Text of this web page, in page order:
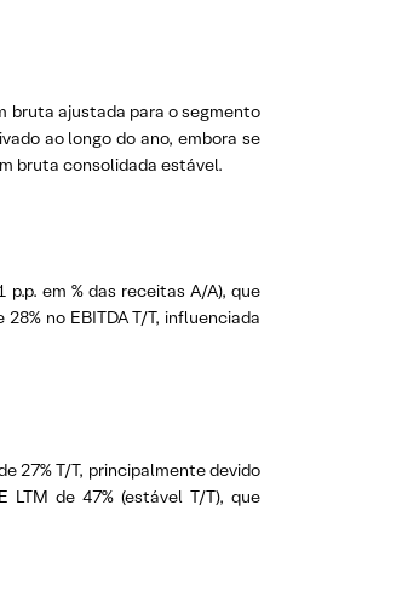
bruta ajustada para o segmento
ao longo do ano, embora se
bruta consolidada estável.
em % das receitas A/A), que
no EBITDA T/T, influenciada
27% T/T, principalmente devido
LTM de 47% (estável T/T), que